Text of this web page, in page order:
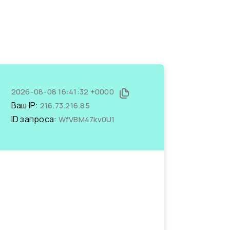
2026-08-08 16:41:32 +0000
Ваш IP: 216.73.216.85
ID запроса: WfVBM47kv0U1